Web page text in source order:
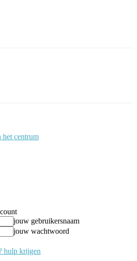
het centrum
jouw gebruikersnaam
jouw wachtwoord
hulp krijgen